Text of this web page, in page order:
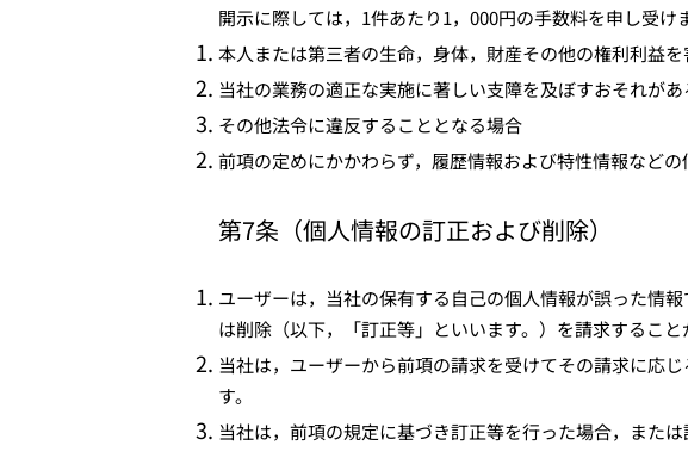
開示に際しては，1件あたり1，000円の手数料を申し受け
本人または第三者の生命，身体，財産その他の権利利益
当社の業務の適正な実施に著しい支障を及ぼすおそれが
その他法令に違反することとなる場合
前項の定めにかかわらず，履歴情報および特性情報など
第7条（個人情報の訂正および削除）
ユーザーは，当社の保有する自己の個人情報が誤った情
は削除（以下，「訂正等」といいます。）を請求すること
当社は，ユーザーから前項の請求を受けてその請求に応
す。
当社は，前項の規定に基づき訂正等を行った場合，また